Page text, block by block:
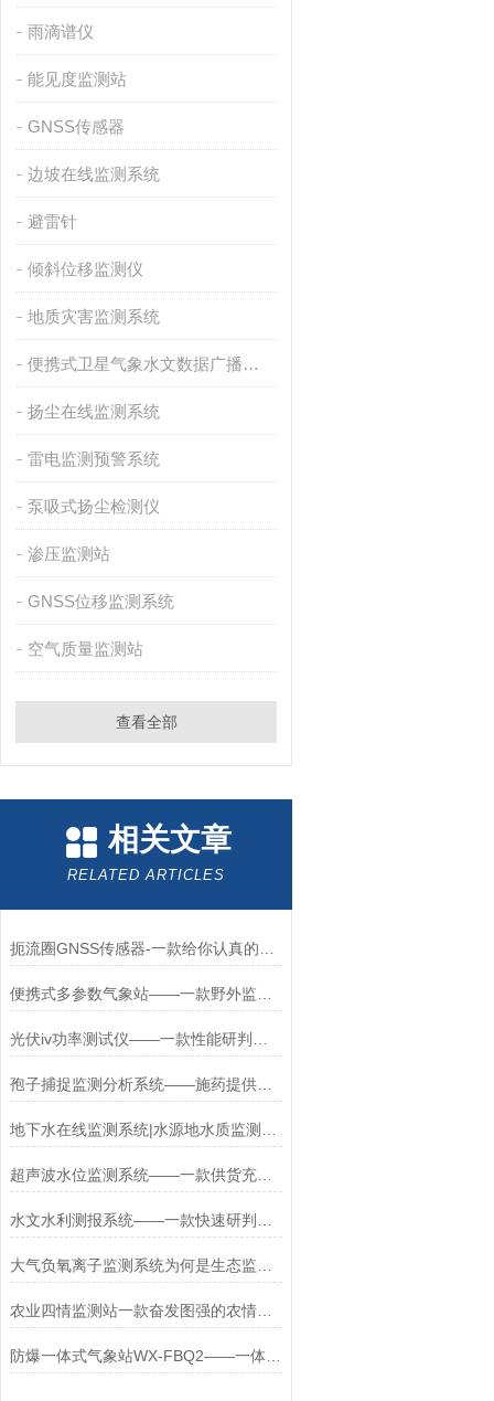
雨滴谱仪
能见度监测站
GNSS传感器
边坡在线监测系统
避雷针
倾斜位移监测仪
地质灾害监测系统
便携式卫星气象水文数据广播接收设备
扬尘在线监测系统
雷电监测预警系统
泵吸式扬尘检测仪
渗压监测站
GNSS位移监测系统
空气质量监测站
查看全部
相关文章
RELATED ARTICLES
孢子捕捉监测分析系统——施药提供支持的孢子自动捕捉分析系统@万象推送
超声波水位监测系统——一款供货充足的水库水位水质监测系统2023发货快
农业四情监测站一款奋发图强的农情监测系统(2024全+境/派+送/直+达)
防爆一体式气象站WX-FBQ2——一体式防爆气象站